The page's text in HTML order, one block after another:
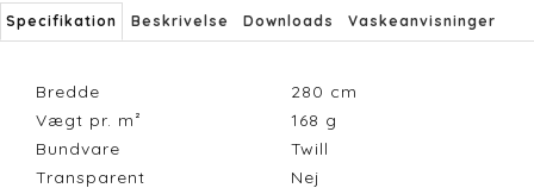
Specifikation Beskrivelse Downloads Vaskeanvisninger
Bredde 280 cm
Vægt pr. m²
168 g
Bundvare
Twill
Transparent
Nej